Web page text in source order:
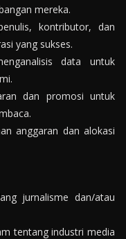
mereka.
kontributor, dan
yang sukses.
data untuk
dan promosi untuk
anggaran dan alokasi
jurnalisme dan/atau
tentang industri media